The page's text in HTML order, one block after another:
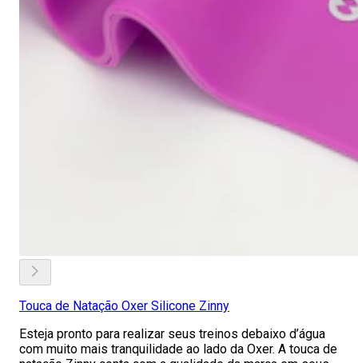
Touca de Natação Oxer Silicone Zinny
Esteja pronto para realizar seus treinos debaixo d’água
com muito mais tranquilidade ao lado da Oxer. A touca de